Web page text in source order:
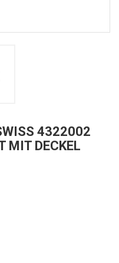
4322002
MIT DECKEL